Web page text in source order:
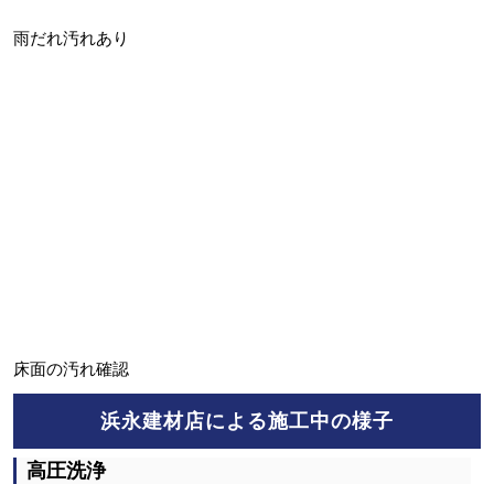
雨だれ汚れあり
床面の汚れ確認
浜永建材店による施工中の様子
高圧洗浄